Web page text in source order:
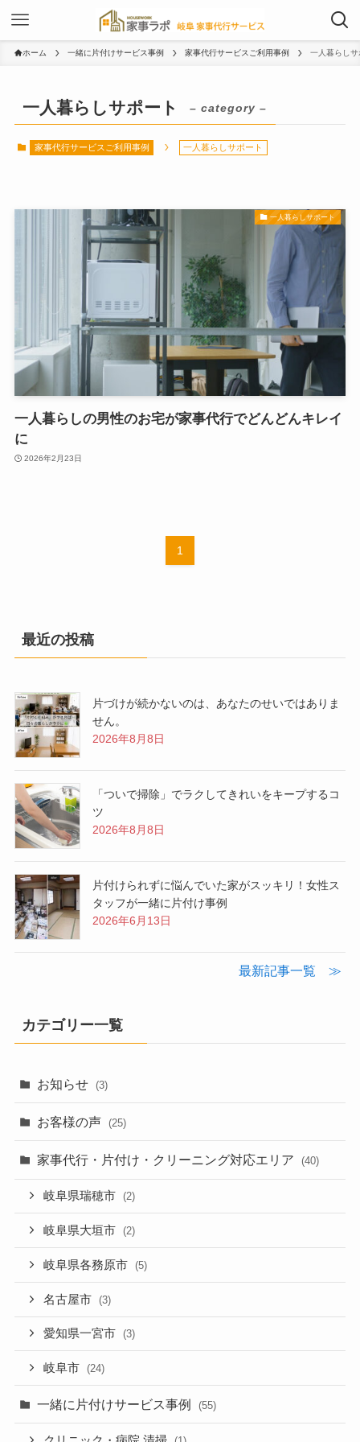
ホーム 一緒に片付けサービス事例 家事代行サービスご利用事例 一人暮らしサ
一人暮らしサポート – category –
家事代行サービスご利用事例 一人暮らしサポート
一人暮らしサポート
一人暮らしの男性のお宅が家事代行でどんどんキレイ
に
2026年2月23日
1
最近の投稿
片づけが続かないのは、あなたのせいではありま
せん。
2026年8月8日
「ついで掃除」でラクしてきれいをキープするコ
ツ
2026年8月8日
片付けられずに悩んでいた家がスッキリ！女性ス
タッフが一緒に片付け事例
2026年6月13日
最新記事一覧 ≫
カテゴリー一覧
お知らせ (3)
お客様の声 (25)
家事代行・片付け・クリーニング対応エリア (40)
岐阜県瑞穂市 (2)
岐阜県大垣市 (2)
岐阜県各務原市 (5)
名古屋市 (3)
愛知県一宮市 (3)
岐阜市 (24)
一緒に片付けサービス事例 (55)